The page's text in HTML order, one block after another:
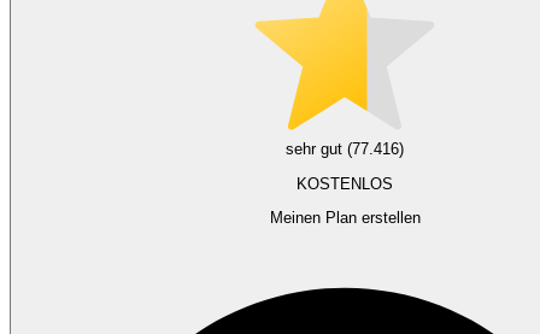
sehr gut (77.416)
KOSTENLOS
Meinen Plan erstellen